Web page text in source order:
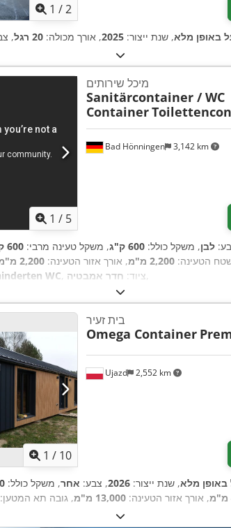
1 /2
באופן מלא, שנת ייצור: 2025, אורך מכולה: 20 רגל ,
1 / 5
Bad Hönningen 3,142 km
מיכל שירותים
Sanitärcontainer / WC
Container
לבן, משקל כולל: 600 ק"ג , משקל טעינה מרבי: 600 ק"ג
הטעינה: 2,200 מ"מ , אורך אזור הטעינה: 2,200 מ"מ
WC , ציוד: חדר אמבטיה ,
1 / 10
Ujazd 2,552 km
בית זעיר
Omega Container
באופן מלא, שנת ייצור: 2026, צבע: אחר, משקל כולל:
, אורך אזור הטעינה: 13,000 מ"מ , גובה תא המטען: